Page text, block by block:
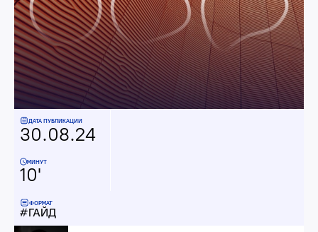
ДАТА ПУБЛИКАЦИИ
30.08.24
МИНУТ
10'
ФОРМАТ
ГАЙД